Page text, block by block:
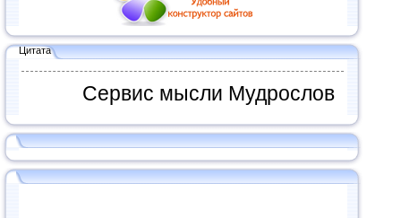
Цитата
Сервис мысли Мудрослов